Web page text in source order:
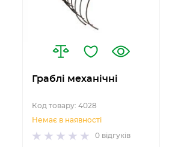
Граблі механічні
Код товару: 4028
Немає в наявності
0 відгуків